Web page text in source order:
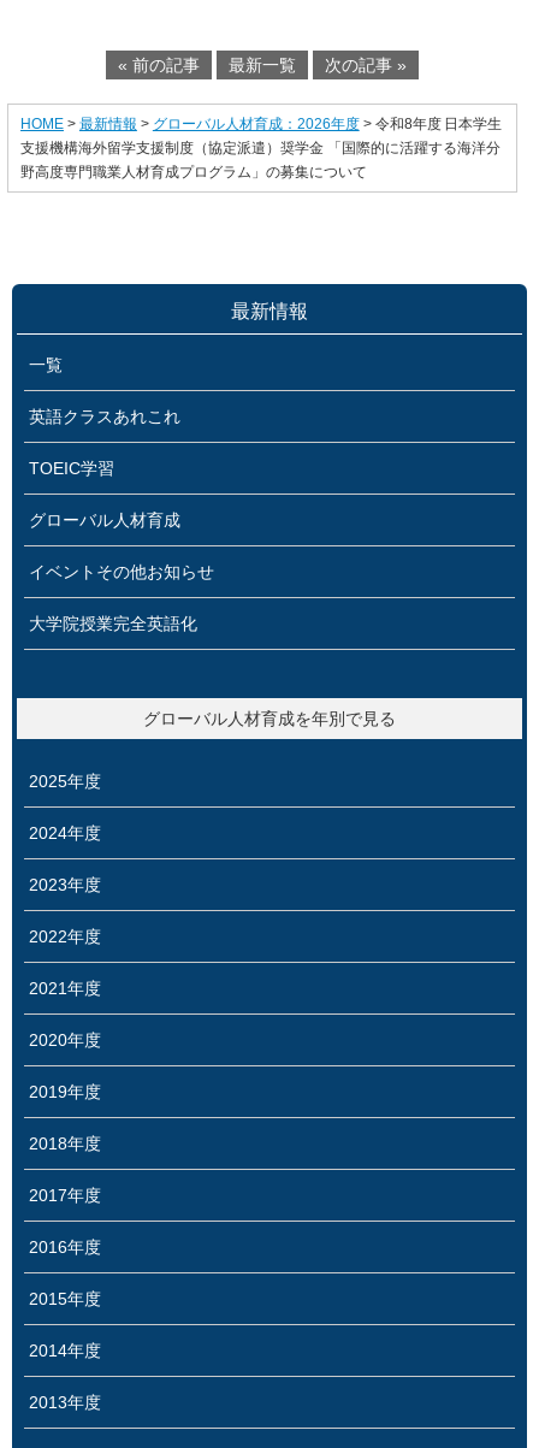
« 前の記事 最新一覧 次の記事 »
HOME> 最新情報 > グローバル人材育成：2026年度> 令和8年度 日本学生
支援機構海外留学支援制度（協定派遣）奨学金 「国際的に活躍する海洋分
野高度専門職業人材育成プログラム」の募集について
最新情報
一覧
英語クラスあれこれ
TOEIC学習
グローバル人材育成
イベントその他お知らせ
大学院授業完全英語化
グローバル人材育成を年別で見る
2025年度
2024年度
2023年度
2022年度
2021年度
2020年度
2019年度
2018年度
2017年度
2016年度
2015年度
2014年度
2013年度